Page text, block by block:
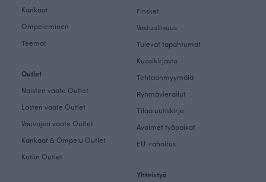
Kankaat
Ompeleminen
Teemat
Outlet
Naisten vaate Outlet
Lasten vaate Outlet
Vauvojen vaate Outlet
Kankaat & Ompelu Outlet
Kotiin Outlet
Finsket
Vastuullisuus
Tulevat tapahtumat
Kuosikirjasto
Tehtaanmyymälä
Ryhmävierailut
Tilaa uutiskirje
Avoimet työpaikat
EU-rahoitus
Yhteistyö